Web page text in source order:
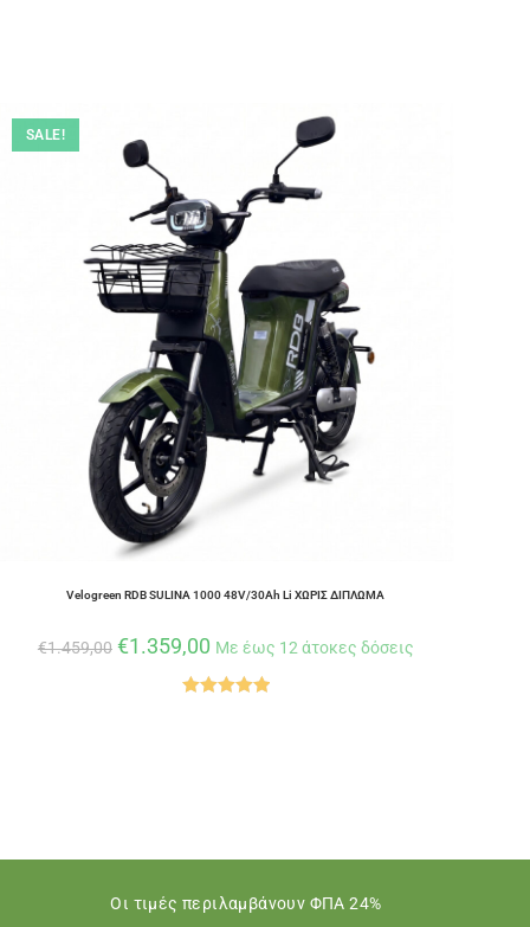
SALE!
Velogreen RDB SULINA 1000 48V/30Ah Li ΧΩΡΙΣ ΔΙΠΛΩΜΑ
€1.459,00 €1.359,00 Με έως 12 άτοκες δόσεις
Οι τιμές περιλαμβάνουν ΦΠΑ 24%